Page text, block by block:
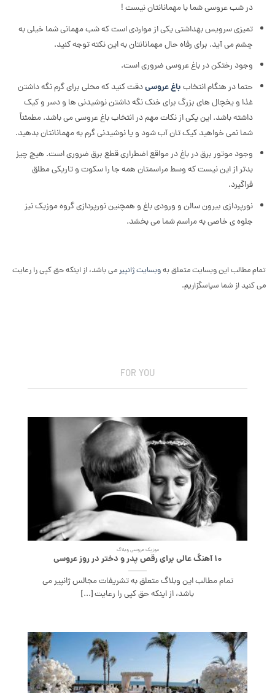
در شب عروسی شما با مهمانانتان نیست !
تمیزی سرویس بهداشتی یکی از مواردی است که شب مهمانی شما خیلی به
چشم می آید. برای رفاه حال مهمانانتان به این نکته توجه کنید.
وجود رختکن در باغ عروسی ضروری است.
حتما در هنگام انتخابباغ عروسیدقت کنید که محلی برای گرم نگه داشتن
غذا و یخچال های بزرگ برای خنک نگه داشتن نوشیدنی ها و دسر و کیک
داشته باشد. این یکی از نکات مهم در انتخاب باغ عروسی می باشد. مطمئناً
شما نمی خواهید کیک تان آب شود و یا نوشیدنی گرم به مهمانانتان بدهید.
وجود موتور برق در باغ در مواقع اضطراری قطع برق ضروری است. هیچ چیز
بدتر از این نیست که وسط مراسمتان همه جا را سکوت و تاریکی مطلق
فراگیرد.
نورپردازی بیرون سالن و ورودی باغ و همچنین نورپردازی گروه موزیک نیز
جلوه ی خاصی به مراسم شما می بخشد.
تمام مطالب این وبسایت متعلق بهوبسایت ژانپیر می باشد، از اینکه حق کپی را رعایت
می کنید از شما سپاسگزاریم.
FOR YOU
موزیک عروسی وبلاگ
۱۰ آهنگ عالی برای رقص پدر و دختر در روز عروسی
تمام مطالب این وبلاگ متعلق به تشریفات مجالس ژانپیر می
باشد، از اینکه حق کپی را رعایت [...]